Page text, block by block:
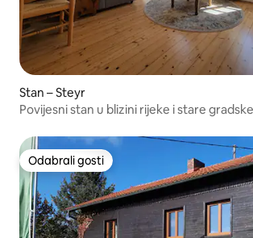
Stan – Steyr
Povijesni stan u blizini rijeke i stare
Odabrali gosti
Odabrali gosti